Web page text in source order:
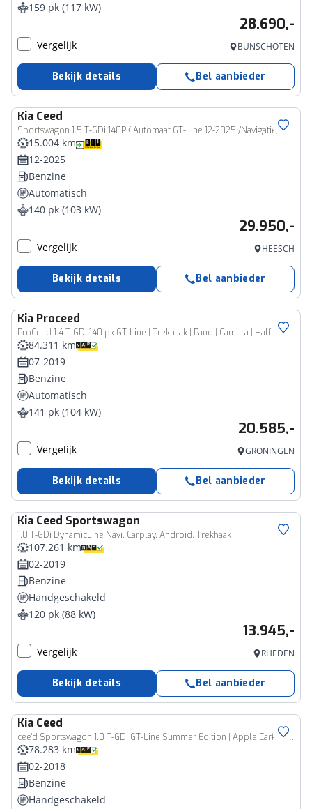
159 pk (117 kW)
28.690,-
Vergelijk BUNSCHOTEN
Bekijk details Bel aanbieder
Kia Ceed
Sportswagon 1.5 T-GDi 140PK Automaat GT-Line 12-2025!/Navigatie/Adapt.-cruise/Keyfree/Winter-pack
15.004 km
12-2025
Benzine
Automatisch
140 pk (103 kW)
29.950,-
Vergelijk HEESCH
Bekijk details Bel aanbieder
Kia Proceed
ProCeed 1.4 T-GDI 140 pk GT-Line | Trekhaak | Pano | Camera | Half leer | Adapt. cruise | Stoelvew. | Stuurverw.
84.311 km
07-2019
Benzine
Automatisch
141 pk (104 kW)
20.585,-
Vergelijk GRONINGEN
Bekijk details Bel aanbieder
Kia Ceed Sportswagon
1.0 T-GDi DynamicLine Navi, Carplay, Android, Trekhaak
107.261 km
02-2019
Benzine
Handgeschakeld
120 pk (88 kW)
13.945,-
Vergelijk RHEDEN
Bekijk details Bel aanbieder
Kia Ceed
cee'd Sportswagon 1.0 T-GDi GT-Line Summer Edition | Apple CarPlay | Pano | Stuur- en Stoelverwarming
78.283 km
02-2018
Benzine
Handgeschakeld